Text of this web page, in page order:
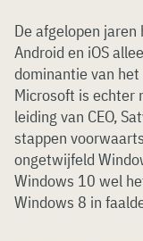
De afgelopen
Android en iOS
dominantie van
Microsoft is echter
leiding van CEO,
stappen
ongetwijfeld
Windows 10 wel
Windows 8 in